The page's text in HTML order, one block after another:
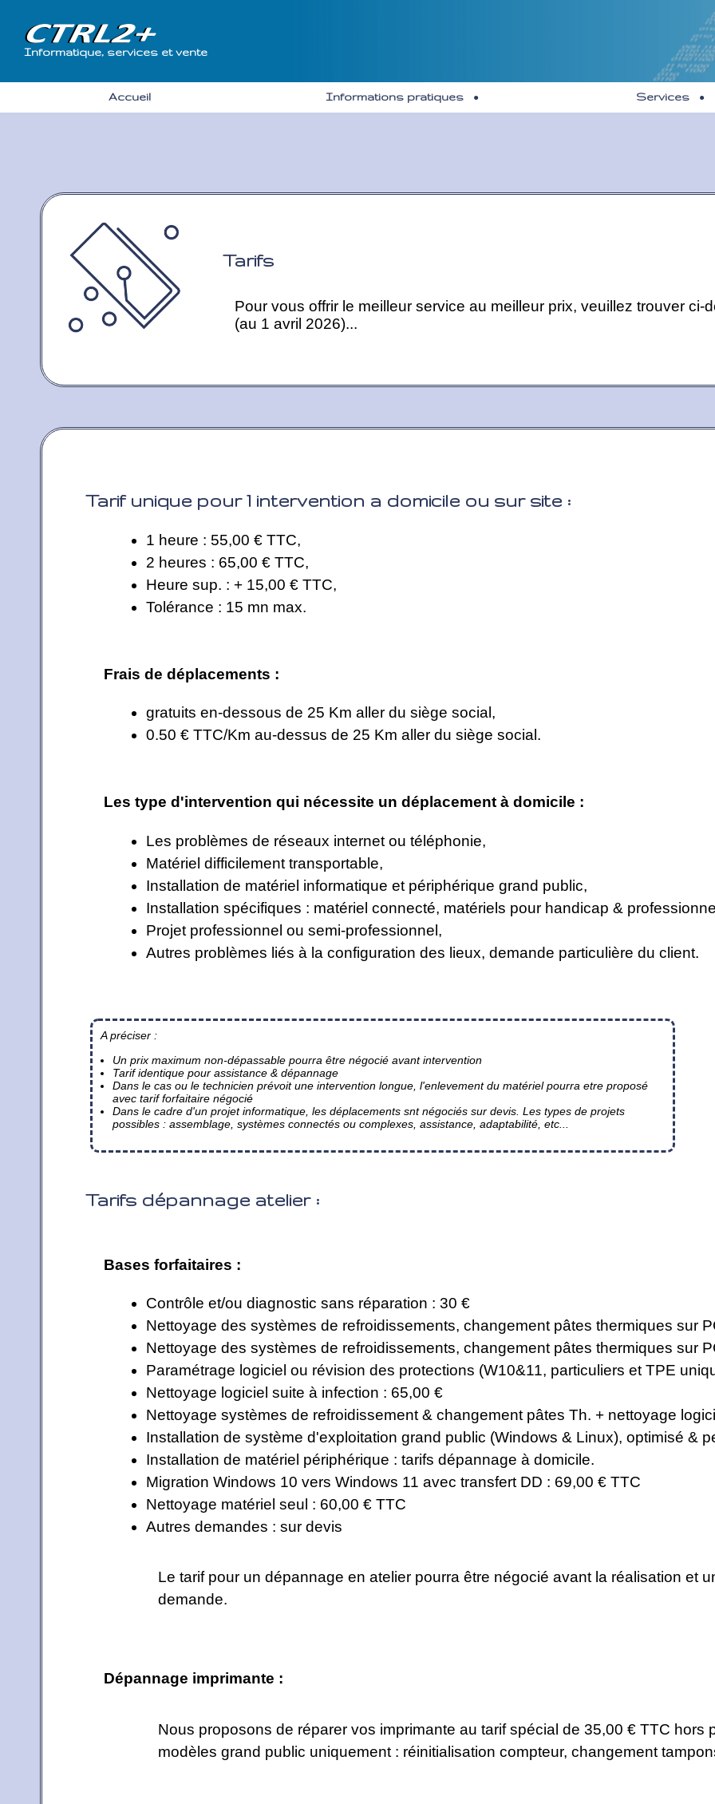
Informatique, services et vente
Accueil Informations pratiques Services
Tarifs
Pour vous offrir le meilleur service au meilleur prix, veuillez trouver
(au 1 avril 2026)...
Tarif unique pour 1 intervention a domicile ou sur site :
1 heure : 55,00 € TTC,
2 heures : 65,00 € TTC,
Heure sup. : + 15,00 € TTC,
Tolérance : 15 mn max.
Frais de déplacements :
gratuits en-dessous de 25 Km aller du siège social,
0.50 € TTC/Km au-dessus de 25 Km aller du siège social.
Les type d'intervention qui nécessite un déplacement à domicile :
Les problèmes de réseaux internet ou téléphonie,
Matériel difficilement transportable,
Installation de matériel informatique et périphérique grand public,
Installation spécifiques : matériel connecté, matériels pour handicap &
Projet professionnel ou semi-professionnel,
Autres problèmes liés à la configuration des lieux, demande particulière du client.
A préciser :
Un prix maximum non-dépassable pourra être négocié avant intervention
Tarif identique pour assistance & dépannage
Dans le cas ou le technicien prévoit une intervention longue, l'enlevement du matériel pourra etre proposé
avec tarif forfaitaire négocié
Dans le cadre d'un projet informatique, les déplacements snt négociés sur devis. Les types de projets
possibles : assemblage, systèmes connectés ou complexes, assistance, adaptabilité, etc...
Tarifs dépannage atelier :
Bases forfaitaires :
Contrôle et/ou diagnostic sans réparation : 30 €
Nettoyage des systèmes de refroidissements, changement pâtes thermiques sur
Nettoyage des systèmes de refroidissements, changement pâtes thermiques sur
Paramétrage logiciel ou révision des protections (W10&11, particuliers et TPE
Nettoyage logiciel suite à infection : 65,00 €
Nettoyage systèmes de refroidissement & changement pâtes Th. + nettoyage
Installation de système d'exploitation grand public (Windows & Linux), optimisé &
Installation de matériel périphérique : tarifs dépannage à domicile.
Migration Windows 10 vers Windows 11 avec transfert DD : 69,00 € TTC
Nettoyage matériel seul : 60,00 € TTC
Autres demandes : sur devis
Le tarif pour un dépannage en atelier pourra être négocié avant la réalisation et
demande.
Dépannage imprimante :
Nous proposons de réparer vos imprimante au tarif spécial de 35,00 € TTC hors
modèles grand public uniquement : réinitialisation compteur, changement